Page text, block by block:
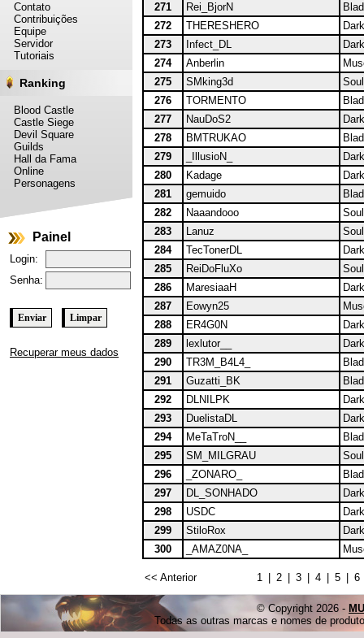
Contato
Contribuições
Equipe
Servidor
Tutoriais
Ranking
Blood Castle
Castle Siege
Devil Square
Guilds
Hall da Fama
Online
Personagens
271
Rei_BjorN
272
THERESHERO
273
Infect_DL
274
Anberlin
275
SMking3d
276
TORMENTO
277
NauDoS2
278
BMTRUKAO
279
_IllusioN_
280
Kadage
281
gemuido
282
Naaandooo
283
Lanuz
284
TecTonerDL
285
ReiDoFluXo
286
MaresiaaH
287
Eowyn25
288
ER4G0N
289
lexlutor__
290
TR3M_B4L4_
291
Guzatti_BK
292
DLNILPK
293
DuelistaDL
294
MeTaTroN__
295
SM_MILGRAU
296
_ZONARO_
297
DL_SONHADO
298
USDC
299
StiloRox
300
_AMAZ0NA_
<< Anterior 1 2 3 4 5 6
Painel
Login:
Senha:
Recuperar meus dados
© Copyright 2026 -
Todas as outras marcas e nomes de